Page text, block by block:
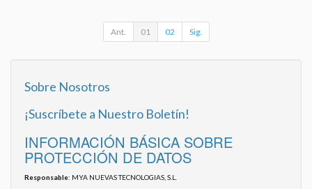
Ant. 01 02 Sig.
Sobre Nosotros
¡Suscríbete a Nuestro Boletín!
INFORMACIÓN BÁSICA SOBRE
PROTECCIÓN DE DATOS
Responsable: MYA NUEVAS TECNOLOGIAS, S.L.